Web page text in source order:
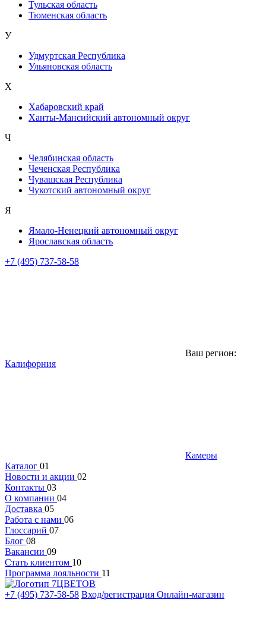
Тульская область
Тюменская область
У
Удмуртская Республика
Ульяновская область
Х
Хабаровский край
Ханты-Мансийский автономный округ
Ч
Челябинская область
Чеченская Республика
Чувашская Республика
Чукотский автономный округ
Я
Ямало-Ненецкий автономный округ
Ярославская область
+7 (495) 737-58-58
Ваш регион:
Калифорния
Камеры
Каталог 01
Новости и акции 02
Контакты 03
О компании 04
Доставка 05
Работа с нами 06
Глоссарий 07
Блог 08
Вакансии 09
Стать клиентом 10
Программа лояльности 11
+7 (495) 737-58-58 Вход/регистрация Онлайн-магазин